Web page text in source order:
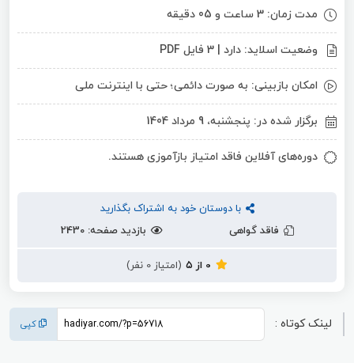
مدت زمان: 3 ساعت و 05 دقیقه
وضعیت اسلاید: دارد | 3 فایل PDF
امکان بازبینی: به صورت دائمی؛ حتی با اینترنت ملی
برگزار شده در: پنجشنبه، 9 مرداد 1404
دوره‌های آفلاین فاقد امتیاز بازآموزی هستند.
با دوستان خود به اشتراک بگذارید
فاقد گواهی
بازدید صفحه: 2430
0 از ۵ (امتیاز 0 نفر)
لینک کوتاه : کپی